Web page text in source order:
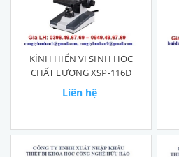
KÍNH HIỂN VI SINH HỌC
CHẤT LƯỢNG XSP-116D
Liên hệ